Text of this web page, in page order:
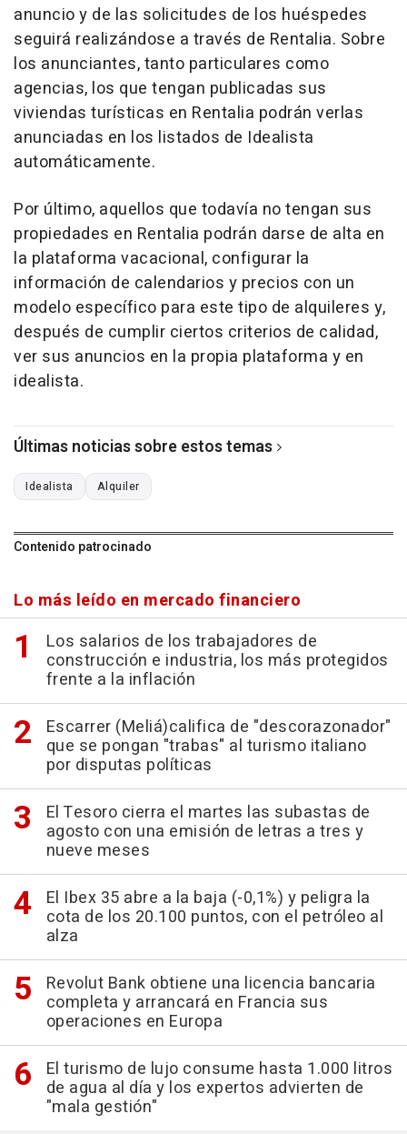
anuncio y de las solicitudes de los huéspedes
seguirá realizándose a través de Rentalia. Sobre
los anunciantes, tanto particulares como
agencias, los que tengan publicadas sus
viviendas turísticas en Rentalia podrán verlas
anunciadas en los listados de Idealista
automáticamente.
Por último, aquellos que todavía no tengan sus
propiedades en Rentalia podrán darse de alta en
la plataforma vacacional, configurar la
información de calendarios y precios con un
modelo específico para este tipo de alquileres y,
después de cumplir ciertos criterios de calidad,
ver sus anuncios en la propia plataforma y en
idealista.
Últimas noticias sobre estos temas
Idealista Alquiler
Contenido patrocinado
Lo más leído en mercado financiero
Los salarios de los trabajadores de
construcción e industria, los más protegidos
frente a la inflación
Escarrer (Meliá)califica de "descorazonador"
que se pongan "trabas" al turismo italiano
por disputas políticas
El Tesoro cierra el martes las subastas de
agosto con una emisión de letras a tres y
nueve meses
El Ibex 35 abre a la baja (-0,1%) y peligra la
cota de los 20.100 puntos, con el petróleo al
alza
Revolut Bank obtiene una licencia bancaria
completa y arrancará en Francia sus
operaciones en Europa
El turismo de lujo consume hasta 1.000 litros
de agua al día y los expertos advierten de
"mala gestión"